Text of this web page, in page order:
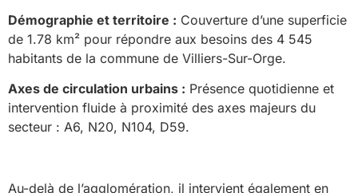
Démographie et territoire : Couverture d’une superficie
de 1.78 km² pour répondre aux besoins des 4 545
habitants de la commune de Villiers-Sur-Orge.
Axes de circulation urbains : Présence quotidienne et
intervention fluide à proximité des axes majeurs du
secteur : A6, N20, N104, D59.
Au-delà de l’agglomération, il intervient également en